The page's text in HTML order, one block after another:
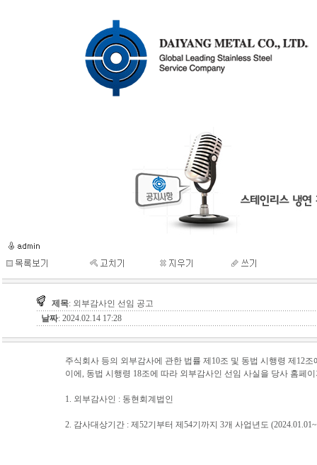
제목: 외부감사인 선임 공고
날짜: 2024.02.14 17:28
주식회사 등의 외부감사에 관한 법률 제10조 및 동법 시행령 제12
이에, 동법 시행령 18조에 따라 외부감사인 선임 사실을 당사 홈페
1. 외부감사인 : 동현회계법인
2. 감사대상기간 : 제52기부터 제54기까지 3개 사업년도